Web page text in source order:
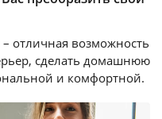
отличная возможность
сделать домашнюю
и комфортной.